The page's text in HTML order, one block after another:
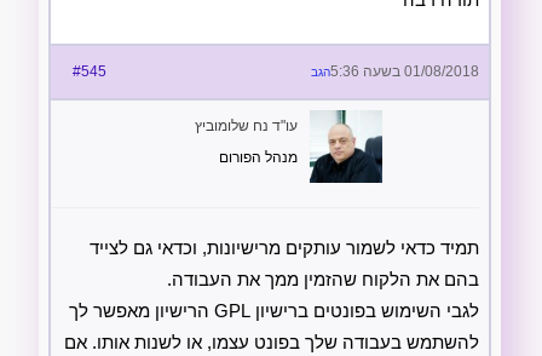
01/08/2018 בשעה 5:36 #545 הגב
עו"ד נח שלומוביץ
מנהל הפורום
תמיד כדאי לשמור עותקים מרישיונות, וכדאי גם לצייד
בהם את הלקוח שהזמין ממך את העבודה.
לגבי השימוש בפונטים ברישיון GPL הרישיון מאפשר לך
להשתמש בעבודה שלך בפונט עצמו, או לשנות אותו. אם